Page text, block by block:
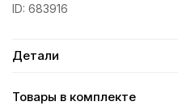
ID: 683916
Детали
Товары в комплекте